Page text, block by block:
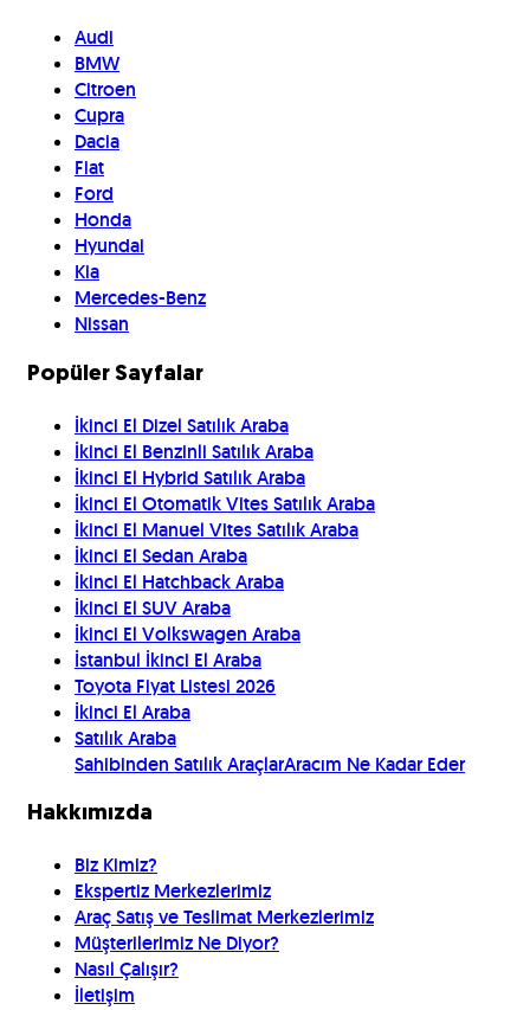
Audi
BMW
Citroen
Cupra
Dacia
Fiat
Ford
Honda
Hyundai
Kia
Mercedes-Benz
Nissan
Popüler Sayfalar
İkinci El Dizel Satılık Araba
İkinci El Benzinli Satılık Araba
İkinci El Hybrid Satılık Araba
İkinci El Otomatik Vites Satılık Araba
İkinci El Manuel Vites Satılık Araba
İkinci El Sedan Araba
İkinci El Hatchback Araba
İkinci El SUV Araba
İkinci El Volkswagen Araba
İstanbul İkinci El Araba
Toyota Fiyat Listesi 2026
İkinci El Araba
Satılık Araba
Sahibinden Satılık AraçlarAracım Ne Kadar Eder
Hakkımızda
Biz Kimiz?
Ekspertiz Merkezlerimiz
Araç Satış ve Teslimat Merkezlerimiz
Müşterilerimiz Ne Diyor?
Nasıl Çalışır?
İletişim